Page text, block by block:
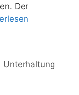
Der
bietet
Unterhaltung